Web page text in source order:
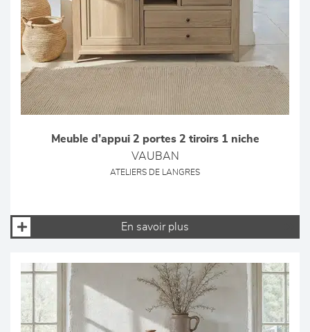
Meuble d’appui 2 portes 2 tiroirs 1 niche
VAUBAN
ATELIERS DE LANGRES
En savoir plus